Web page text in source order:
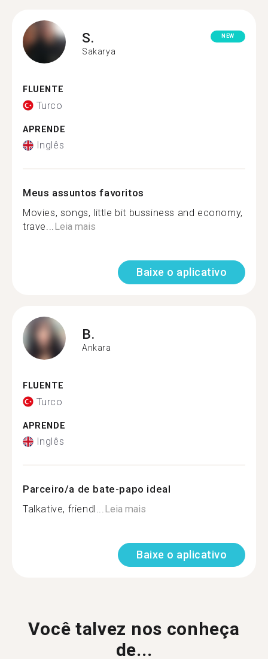
S.
Sakarya
NEW
FLUENTE
Turco
APRENDE
Inglês
Meus assuntos favoritos
Movies, songs, little bit bussiness and economy,
trave...Leia mais
Baixe o aplicativo
B.
Ankara
FLUENTE
Turco
APRENDE
Inglês
Parceiro/a de bate-papo ideal
Talkative, friendl...Leia mais
Baixe o aplicativo
Você talvez nos conheça
de...